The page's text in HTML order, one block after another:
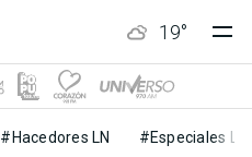
19°
#Hacedores LN #Especiales LN